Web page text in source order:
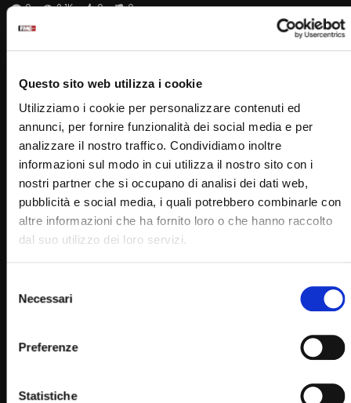
Questo sito web utilizza i cookie
Utilizziamo i cookie per personalizzare contenuti ed
annunci, per fornire funzionalità dei social media e per
analizzare il nostro traffico. Condividiamo inoltre
informazioni sul modo in cui utilizza il nostro sito con i
nostri partner che si occupano di analisi dei dati web,
pubblicità e social media, i quali potrebbero combinarle con
altre informazioni che ha fornito loro o che hanno raccolto
dal suo utilizzo dei loro servizi.
delNecessari
Preferenze
Statistiche
0
2.1K 0 0
11:35
Santuario di Santa Maria della Speranza – Battipaglia
0
1.8K